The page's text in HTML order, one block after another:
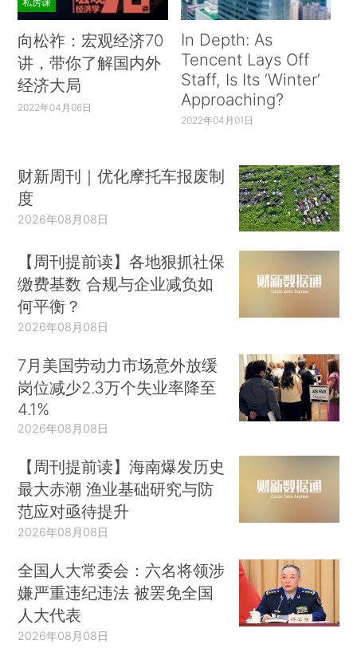
向松祚：宏观经济70
讲，带你了解国内外
经济大局
2022年04月06日
In Depth: As
Tencent Lays Off
Staff, Is Its ‘Winter’
Approaching?
2022年04月01日
财新周刊｜优化摩托车报废制
度
2026年08月08日
【周刊提前读】各地狠抓社保
缴费基数 合规与企业减负如
何平衡？
2026年08月08日
7月美国劳动力市场意外放缓
岗位减少2.3万个失业率降至
4.1%
2026年08月08日
【周刊提前读】海南爆发历史
最大赤潮 渔业基础研究与防
范应对亟待提升
2026年08月08日
全国人大常委会：六名将领涉
嫌严重违纪违法 被罢免全国
人大代表
2026年08月08日